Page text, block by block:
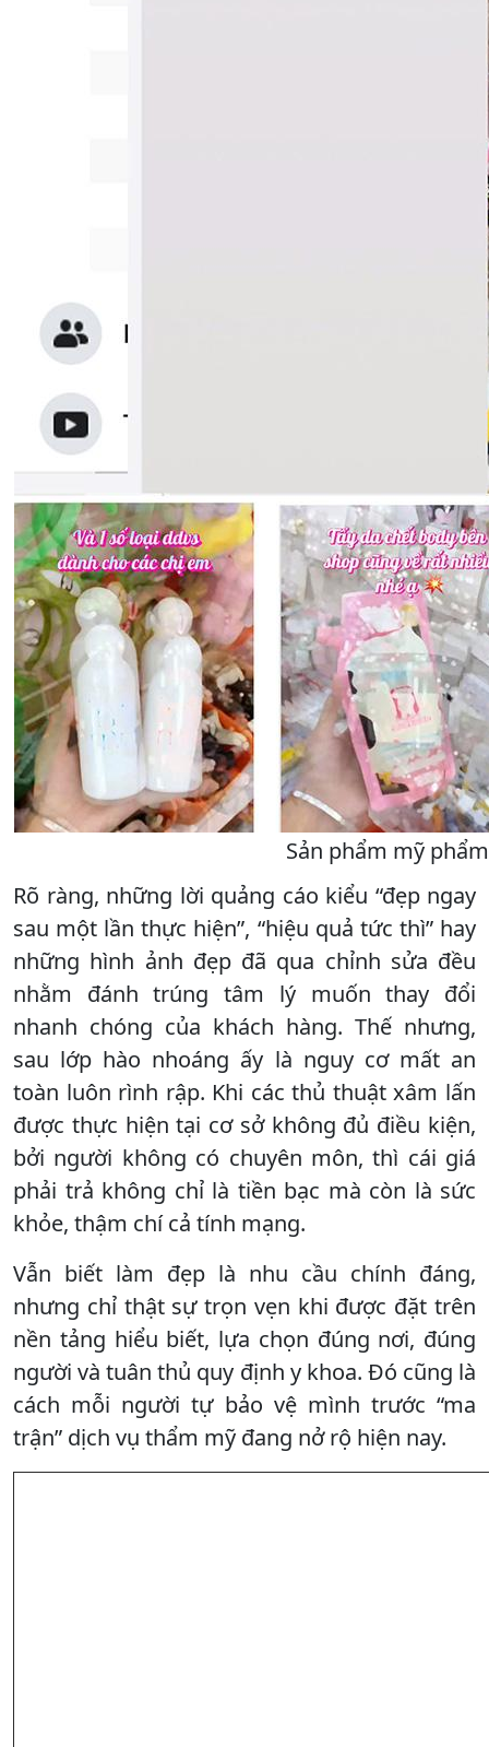
Sản phẩm mỹ
Rõ ràng, những lời quảng cáo kiểu “đẹp ngay
sau một lần thực hiện”, “hiệu quả tức thì” hay
những hình ảnh đẹp đã qua chỉnh sửa đều
nhằm đánh trúng tâm lý muốn thay đổi
nhanh chóng của khách hàng. Thế nhưng,
sau lớp hào nhoáng ấy là nguy cơ mất an
toàn luôn rình rập. Khi các thủ thuật xâm lấn
được thực hiện tại cơ sở không đủ điều kiện,
bởi người không có chuyên môn, thì cái giá
phải trả không chỉ là tiền bạc mà còn là sức
khỏe, thậm chí cả tính mạng.
Vẫn biết làm đẹp là nhu cầu chính đáng,
nhưng chỉ thật sự trọn vẹn khi được đặt trên
nền tảng hiểu biết, lựa chọn đúng nơi, đúng
người và tuân thủ quy định y khoa. Đó cũng là
cách mỗi người tự bảo vệ mình trước “ma
trận” dịch vụ thẩm mỹ đang nở rộ hiện nay.